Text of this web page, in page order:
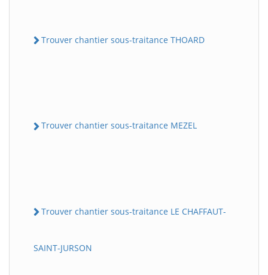
Trouver chantier sous-traitance THOARD
Trouver chantier sous-traitance MEZEL
Trouver chantier sous-traitance LE CHAFFAUT-
SAINT-JURSON